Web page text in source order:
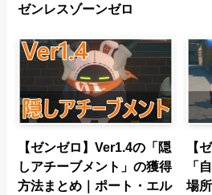
ゼンレスゾーンゼロ
【ゼンゼロ】Ver1.4の「隠
しアチーブメント」の獲得
方法まとめ｜ポート・エル
【
「
場